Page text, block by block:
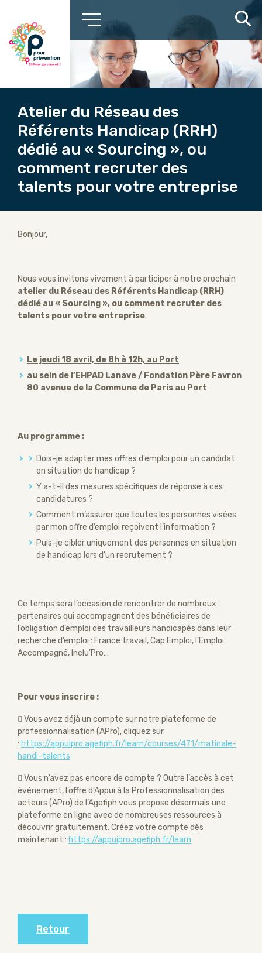
Atelier du Réseau des
Référents Handicap (RRH)
dédié au « Sourcing », ou
comment recruter des
talents pour votre entreprise
Bonjour,
Nous vous invitons vivement à participer à notre prochain
atelier du Réseau des Référents Handicap (RRH)
dédié au « Sourcing », ou comment recruter des
talents pour votre entreprise.
Le jeudi 18 avril, de 8h à 12h, au Port
au sein de l’EHPAD Lanave / Fondation Père Favron
80 avenue de la Commune de Paris au Port
Au programme :
Dois-je adapter mes offres d’emploi pour un candidat
en situation de handicap ?
Y a-t-il des mesures spécifiques de réponse à ces
candidatures ?
Comment m’assurer que toutes les personnes visées
par mon offre d’emploi reçoivent l’information ?
Puis-je cibler uniquement des personnes en situation
de handicap lors d’un recrutement ?
Ce temps sera l’occasion de rencontrer de nombreux
partenaires qui accompagnent des bénéficiaires de
l’obligation d’emploi des travailleurs handicapés dans leur
recherche d’emploi : France travail, Cap Emploi, l’Emploi
Accompagné, Inclu’Pro…
Pour vous inscrire :
 Vous avez déjà un compte sur notre plateforme de
professionnalisation (APro), cliquez sur
: https://appuipro.agefiph.fr/learn/courses/471/matinale-
handi-talents
 Vous n’avez pas encore de compte ? Outre l’accès à cet
événement, l’offre d’Appui à la Professionnalisation des
acteurs (APro) de l’Agefiph vous propose désormais une
plateforme en ligne avec de nombreuses ressources à
découvrir gratuitement. Créez votre compte dès
maintenant : https://appuipro.agefiph.fr/learn
Retour